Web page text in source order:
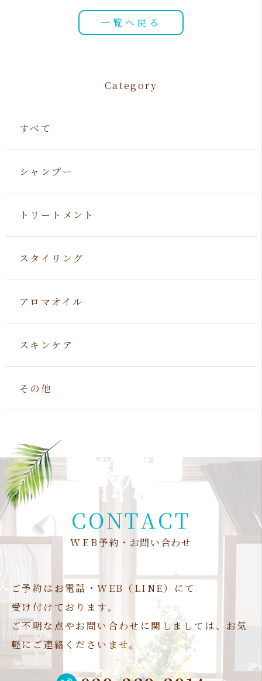
一覧へ戻る
Category
すべて
シャンプー
トリートメント
スタイリング
アロマオイル
スキンケア
その他
CONTACT
W E B予約 ・ お問い合わせ
ご予約はお電話・WEB（LINE）にて
受け付けております。
ご不明な点やお問い合わせに関しましては、お気
軽にご連絡くださいませ。